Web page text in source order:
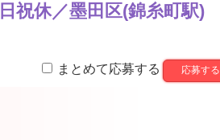
祝休／墨田区(錦糸町駅)
まとめて応募する 応募する